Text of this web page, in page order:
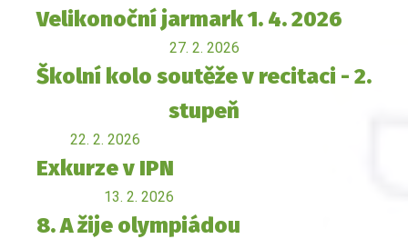
Velikonoční jarmark 1. 4. 2026
27. 2. 2026
Školní kolo soutěže v recitaci - 2.
stupeň
22. 2. 2026
Exkurze v IPN
13. 2. 2026
8. A žije olympiádou